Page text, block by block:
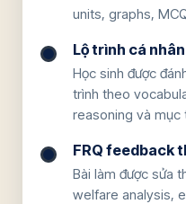
units, graphs,
Lộ trình cá
Học sinh được
trình theo
reasoning và mục
FRQ feedback
Bài làm được sửa
welfare analysis,